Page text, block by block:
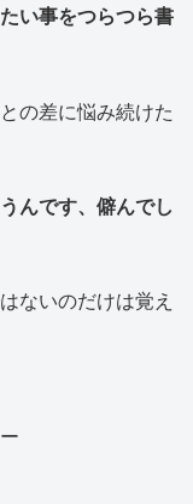
い事をつらつら書
の差に悩み続けた
んです、僻んでし
ないのだけは覚え